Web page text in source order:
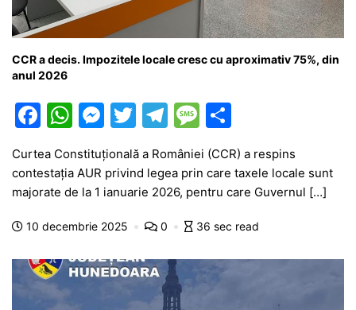
CCR a decis. Impozitele locale cresc cu aproximativ 75%, din
anul 2026
F
c
e
b
o
k
W
at
s
A
p
M
e
s
s
e
g
T
itt
er
T
el
e
gr
a
m
M
e
s
s
a
e
ar
ta
je
a
ă
Curtea Constituțională a României (CCR) a respins
contestația AUR privind legea prin care taxele locale sunt
majorate de la 1 ianuarie 2026, pentru care Guvernul […]
10 decembrie 2025 0 36 sec read